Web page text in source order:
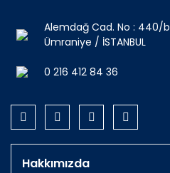
Alemdağ Cad. No : 440/b
Ümraniye / İSTANBUL
0 216 412 84 36
Hakkımızda